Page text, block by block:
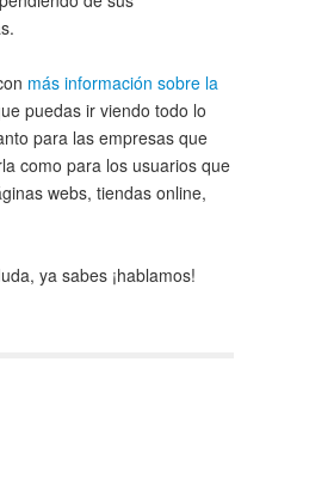
más información sobre la
puedas ir viendo todo lo
para las empresas que
como para los usuarios que
webs, tiendas online,
ya sabes ¡hablamos!